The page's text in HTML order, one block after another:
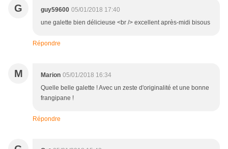
G guy59600 05/01/2018 17:40
une galette bien délicieuse <br /> excellent après-midi bisous
Répondre
M Marion 05/01/2018 16:34
Quelle belle galette ! Avec un zeste d'originalité et une bonne
frangipane !
Répondre